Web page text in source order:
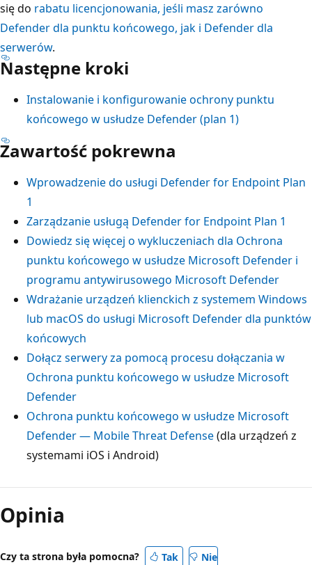
się do rabatu licencjonowania, jeśli masz zarówno
Defender dla punktu końcowego, jak i Defender dla
serwerów.
Następne kroki
Instalowanie i konfigurowanie ochrony punktu
końcowego w usłudze Defender (plan 1)
Zawartość pokrewna
Wprowadzenie do usługi Defender for Endpoint Plan
1
Zarządzanie usługą Defender for Endpoint Plan 1
Dowiedz się więcej o wykluczeniach dla Ochrona
punktu końcowego w usłudze Microsoft Defender i
programu antywirusowego Microsoft Defender
Wdrażanie urządzeń klienckich z systemem Windows
lub macOS do usługi Microsoft Defender dla punktów
końcowych
Dołącz serwery za pomocą procesu dołączania w
Ochrona punktu końcowego w usłudze Microsoft
Defender
Ochrona punktu końcowego w usłudze Microsoft
Defender — Mobile Threat Defense(dla urządzeń z
systemami iOS i Android)
Opinia
Czy ta strona była pomocna? Tak Nie